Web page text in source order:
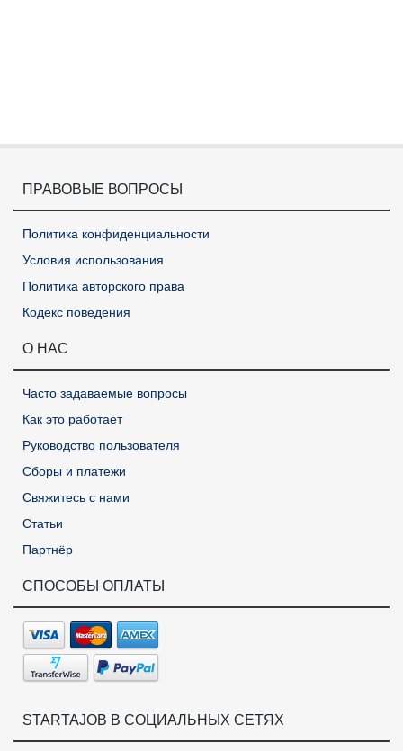
ПРАВОВЫЕ ВОПРОСЫ
Политика конфиденциальности
Условия использования
Политика авторского права
Кодекс поведения
О НАС
Часто задаваемые вопросы
Как это работает
Руководство пользователя
Сборы и платежи
Свяжитесь с нами
Статьи
Партнёр
СПОСОБЫ ОПЛАТЫ
STARTAJOB В СОЦИАЛЬНЫХ СЕТЯХ